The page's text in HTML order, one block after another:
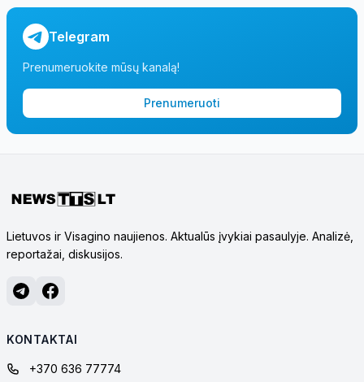
Telegram
Prenumeruokite mūsų kanalą!
Prenumeruoti
Lietuvos ir Visagino naujienos. Aktualūs įvykiai pasaulyje. Analizė,
reportažai, diskusijos.
KONTAKTAI
+370 636 77774